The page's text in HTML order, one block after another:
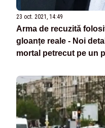
23 oct. 2021, 14:49
Arma de recuzită
gloanțe reale - Noi
mortal petrecut pe un